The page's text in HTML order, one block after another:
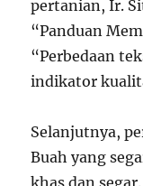
pertanian, Ir.
“Panduan
“Perbedaan
indikator
Selanjutnya,
Buah yang
khas dan